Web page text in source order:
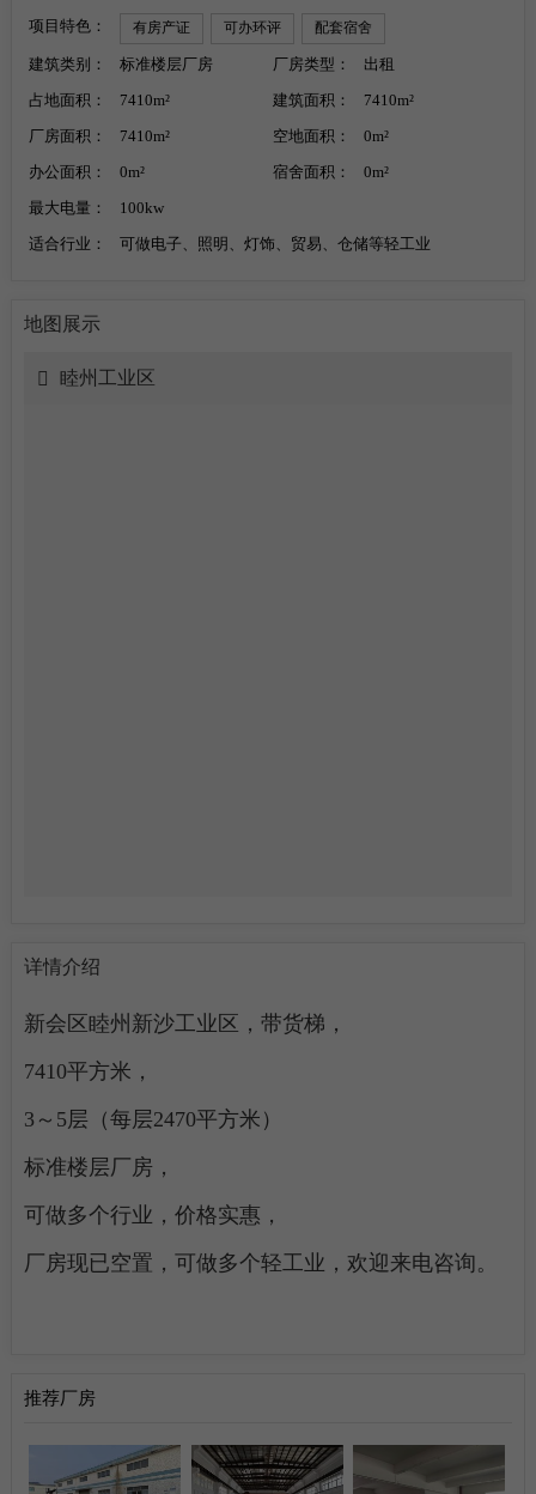
项目特色：
有房产证 可办环评 配套宿舍
建筑类别： 标准楼层厂房 厂房类型：
出租
占地面积：
7410m² 建筑面积：
7410m²
厂房面积：
7410m² 空地面积：
0m²
办公面积：
0m² 宿舍面积：
0m²
最大电量：
100kw
适合行业：
可做电子、照明、灯饰、贸易、仓储等轻工业
地图展示
详情介绍
新会区睦州新沙工业区，带货梯，
7410平方米，
3～5层（每层2470平方米）
标准楼层厂房，
可做多个行业，价格实惠，
厂房现已空置，可做多个轻工业，欢迎来电咨询。
推荐厂房
梁生求租棠下500平方米仓库
4 曾生求租礼乐3300平方简易厂房
5 谭小姐求租棠下1000平方米简易厂房
赵生求租蓬江区标准厂房2500方
陈小姐求租江海区外海1000方五金加工厂房